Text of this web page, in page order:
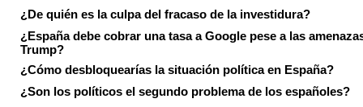
¿De quién es la culpa del fracaso de la investidura?
¿España debe cobrar una tasa a Google pese a las
Trump?
¿Cómo desbloquearías la situación política en España?
¿Son los políticos el segundo problema de los españoles?